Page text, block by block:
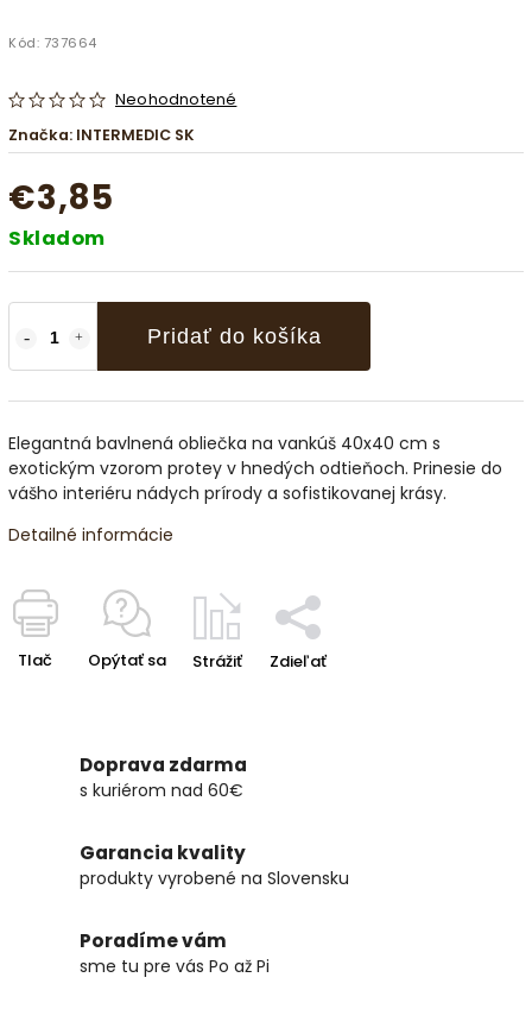
Kód: 737664
Neohodnotené
Značka: INTERMEDIC SK
€3,85
Skladom
Pridať do košíka
Elegantná bavlnená obliečka na vankúš 40x40 cm s
exotickým vzorom protey v hnedých odtieňoch. Prinesie do
vášho interiéru nádych prírody a sofistikovanej krásy.
Detailné informácie
Tlač Opýtať sa Strážiť Zdieľať
Doprava zdarma
s kuriérom nad 60€
Garancia kvality
produkty vyrobené na Slovensku
Poradíme vám
sme tu pre vás Po až Pi